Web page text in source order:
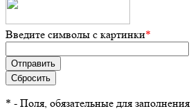
Введите символы с картинки*
* - Поля, обязательные для заполнения